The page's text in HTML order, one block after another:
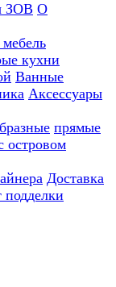
ЗОВ О
кухни
Ванные
Аксессуары
прямые
островом
Доставка
подделки